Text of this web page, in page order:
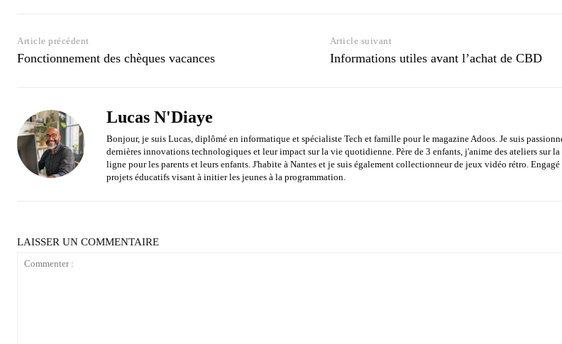
Article précédent
Fonctionnement des chèques vacances
Article suivant
Informations utiles avant l’achat de CBD
Lucas N'Diaye
Bonjour, je suis Lucas, diplômé en informatique et spécialiste Tech et famille pour le magazine Adoos. Je suis
dernières innovations technologiques et leur impact sur la vie quotidienne. Père de 3 enfants, j'anime des ateliers sur la
ligne pour les parents et leurs enfants. J'habite à Nantes et je suis également collectionneur de jeux vidéo rétro. Engagé
projets éducatifs visant à initier les jeunes à la programmation.
LAISSER UN COMMENTAIRE